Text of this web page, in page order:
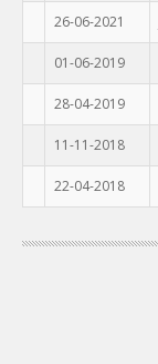
26-06-2021
01-06-2019
28-04-2019
11-11-2018
22-04-2018